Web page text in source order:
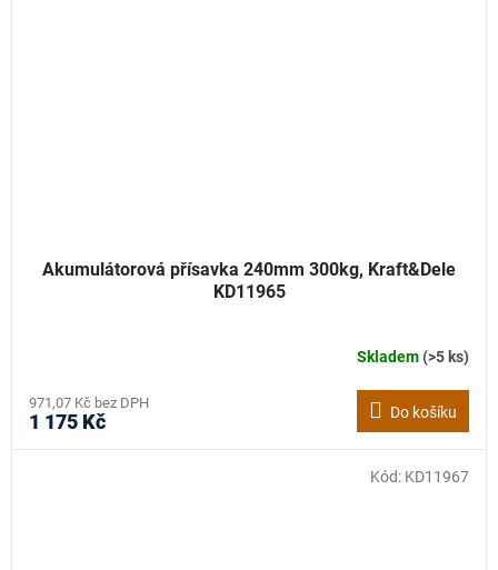
Akumulátorová přísavka 240mm 300kg, Kraft&Dele
KD11965
Skladem(>5 ks)
971,07 Kč bez DPH
1 175 Kč Do košíku
Kód: KD11967